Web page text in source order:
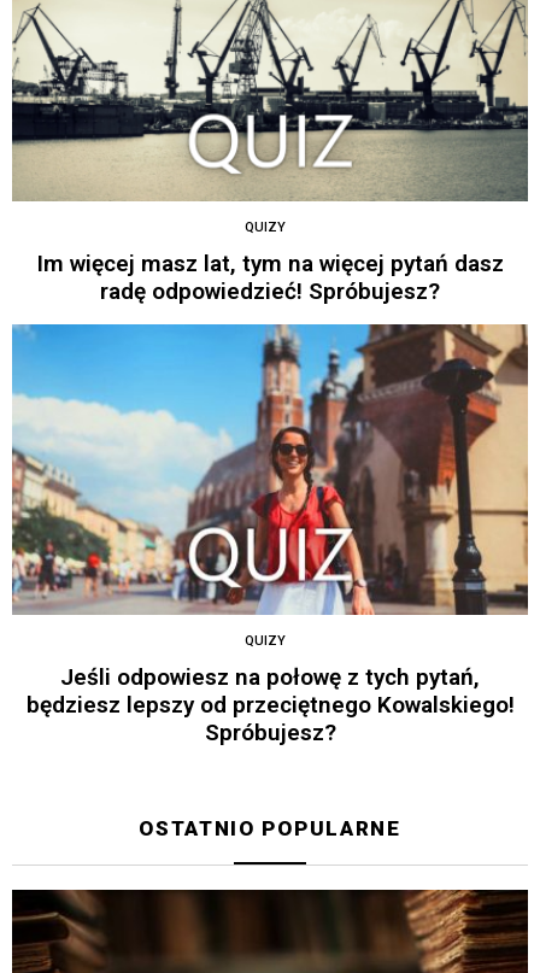
QUIZY
Im więcej masz lat, tym na więcej pytań dasz
radę odpowiedzieć! Spróbujesz?
QUIZY
Jeśli odpowiesz na połowę z tych pytań,
będziesz lepszy od przeciętnego Kowalskiego!
Spróbujesz?
OSTATNIO POPULARNE